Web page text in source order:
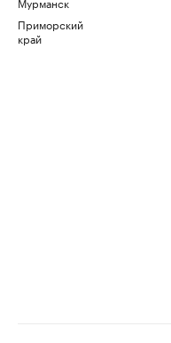
Приморский
край